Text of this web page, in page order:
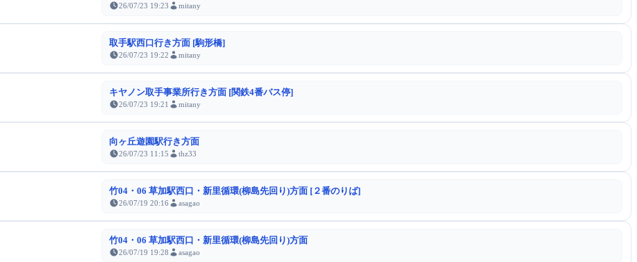
26/07/23 19:23 mitany
取手駅西口行き方面 [駒形橋]
26/07/23 19:22 mitany
キヤノン取手事業所行き方面 [関鉄4番バス停]
26/07/23 19:21 mitany
向ヶ丘遊園駅行き方面
26/07/23 11:15 thz33
竹04・06 草加駅西口・新里循環(柳島先回り)方面 [２番のりば]
26/07/19 20:16 asagao
竹04・06 草加駅西口・新里循環(柳島先回り)方面
26/07/19 19:28 asagao